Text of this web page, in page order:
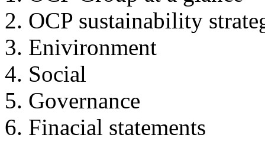
2. OCP sustainability
3. Enivironment
4. Social
5. Governance
6. Finacial statements